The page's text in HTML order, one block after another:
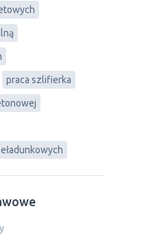
praca szlifierka